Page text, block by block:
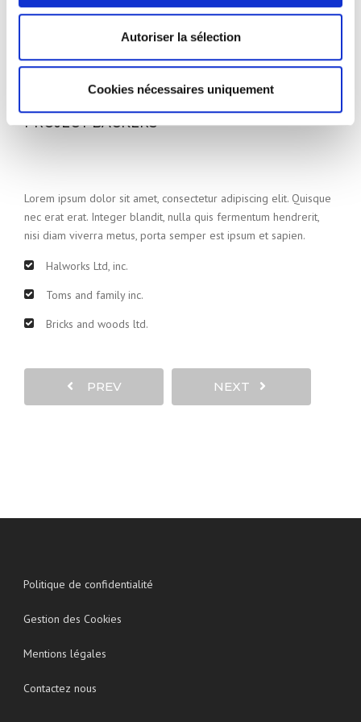
Autoriser la sélection
Cookies nécessaires uniquement
Idea to final solution
PROJECT BACKERS
Lorem ipsum dolor sit amet, consectetur adipiscing elit. Quisque
nec erat erat. Integer blandit, nulla quis fermentum hendrerit,
nisi diam viverra metus, porta semper est ipsum et sapien.
Halworks Ltd, inc.
Toms and family inc.
Bricks and woods ltd.
PREV NEXT
Politique de confidentialité
Gestion des Cookies
Mentions légales
Contactez nous